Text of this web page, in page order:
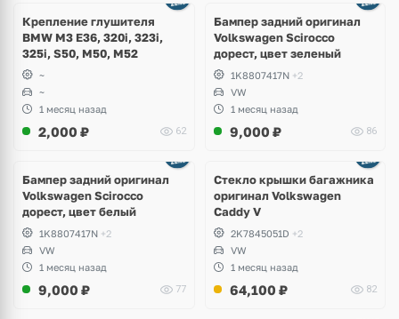
Крепление глушителя
BMW M3 E36, 320i, 323i,
325i, S50, M50, M52
~
~
1 месяц назад
2,000 ₽ 62
Бампер задний оригинал
Volkswagen Scirocco
дорест, цвет зеленый
1K8807417N +2
VW
1 месяц назад
9,000 ₽ 86
Бампер задний оригинал
Volkswagen Scirocco
дорест, цвет белый
1K8807417N +2
VW
1 месяц назад
9,000 ₽ 77
Стекло крышки багажника
оригинал Volkswagen
Caddy V
2K7845051D +2
VW
1 месяц назад
64,100 ₽ 82